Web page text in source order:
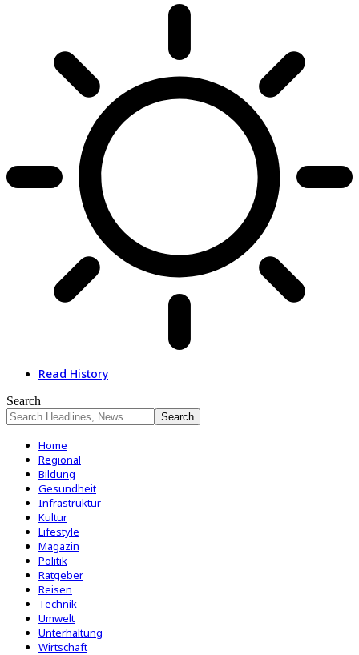
Read History
Search
Home
Regional
Bildung
Gesundheit
Infrastruktur
Kultur
Lifestyle
Magazin
Politik
Ratgeber
Reisen
Technik
Umwelt
Unterhaltung
Wirtschaft